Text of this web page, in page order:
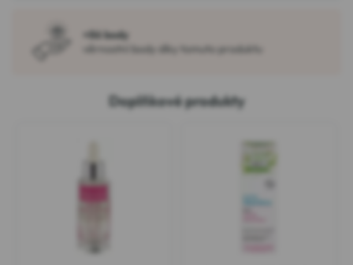
+86 body
věrnostní body díky tomuto produktu
Doplňkové produkty